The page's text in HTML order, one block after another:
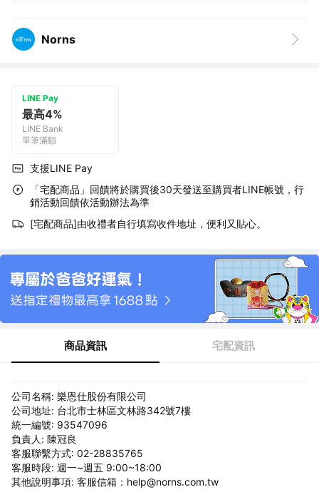
Norns
LINE Pay
最高4%
LINE Bank
單筆滿額
支援LINE Pay
「宅配商品」回饋將於購買後30天發送至購買者LINE帳號，行
銷活動回饋依活動辦法為準
[宅配商品]由收禮者自行填寫收件地址，便利又貼心。
商品資訊 宅配資訊
公司名稱: 樂恩仕股份有限公司
公司地址: 台北市士林區文林路342號7樓
統一編號: 93547096
負責人: 陳冠良
客服聯繫方式: 02-28835765
客服時段: 週一~週五 9:00~18:00
其他說明事項: 客服信箱：help@norns.com.tw